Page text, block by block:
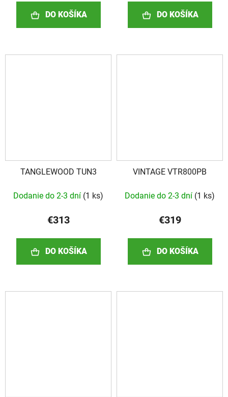
DO KOŠÍKA DO KOŠÍKA
TANGLEWOOD TUN3
Dodanie do 2-3 dní (1 ks)
€313
DO KOŠÍKA
VINTAGE VTR800PB
Dodanie do 2-3 dní (1 ks)
€319
DO KOŠÍKA